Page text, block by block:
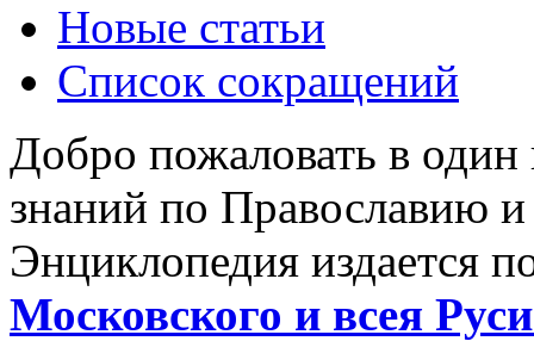
Новые статьи
Список сокращений
Добро пожаловать в
знаний по Православию
Энциклопедия издается
Московского и всея